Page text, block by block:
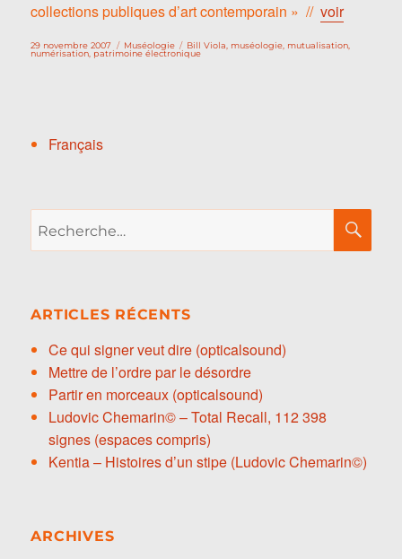
collections publiques d’art contemporain » //voir
Publié
le
29 novembre 2007 Catégories
Muséologie Étiquettes
Bill Viola muséologie mutualisation
numérisation patrimoine électronique
Français
pour :
ARTICLES RÉCENTS
Ce qui signer veut dire (opticalsound)
Mettre de l’ordre par le désordre
Partir en morceaux (opticalsound)
Ludovic Chemarin© – Total Recall, 112 398
signes (espaces compris)
Kentia – Histoires d’un stipe (Ludovic Chemarin©)
ARCHIVES